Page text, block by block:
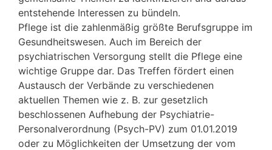
entstehende Interessen zu bündeln.
Pflege ist die zahlenmäßig größte Berufsgruppe im
Gesundheitswesen. Auch im Bereich der
psychiatrischen Versorgung stellt die Pflege eine
wichtige Gruppe dar. Das Treffen fördert einen
Austausch der Verbände zu verschiedenen
aktuellen Themen wie z. B. zur gesetzlich
beschlossenen Aufhebung der Psychiatrie-
Personalverordnung (Psych-PV) zum 01.01.2019
oder zu Möglichkeiten der Umsetzung der vom